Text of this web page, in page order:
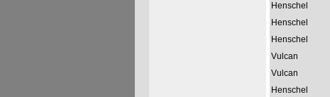
Henschel
Henschel
Henschel
Vulcan
Vulcan
Henschel